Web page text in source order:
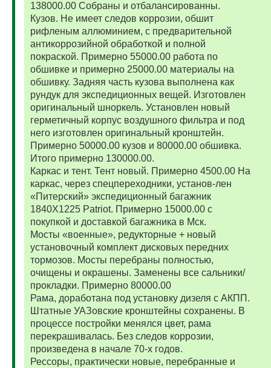
138000.00 Собраны и отбалансированны.
Кузов. Не имеет следов коррозии, обшит
рифленым аллюминием, с предварительной
антикоррозийной обработкой и полной
покраской. Примерно 55000.00 работа по
обшивке и примерно 25000.00 материалы на
обшивку. Задняя часть кузова выполнена как
рундук для экспедиционных вещей. Изготовлен
оригинальный шноркель. Установлен новый
герметичный корпус воздушного фильтра и под
него изготовлен оригинальный кронштейн.
Примерно 50000.00 кузов и 80000.00 обшивка.
Итого примерно 130000.00.
Каркас и тент. Тент новый. Примерно 4500.00 На
каркас, через спецпереходники, установ-лен
«Питерский» экспедиционный багажник
1840Х1225 Patriot. Примерно 15000.00 с
покупкой и доставкой багажника в Мск.
Мосты «военные», редукторные + новый
установочный комплект дисковых передних
тормозов. Мосты перебраны полностью,
очищены и окрашены. Заменены все сальники/
прокладки. Примерно 80000.00
Рама, доработана под установку дизеля с АКПП.
Штатные УАЗовские кронштейны сохранены. В
процессе постройки менялся цвет, рама
перекрашивалась. Без следов коррозии,
произведена в начале 70-х годов.
Рессоры, практически новые, перебранные и